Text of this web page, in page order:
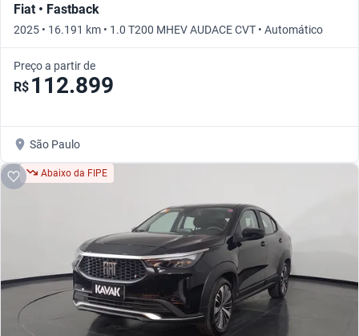
Fiat • Fastback
2025 • 16.191 km • 1.0 T200 MHEV AUDACE CVT • Automático
Preço a partir de
R$ 112.899
São Paulo
Abaixo da FIPE